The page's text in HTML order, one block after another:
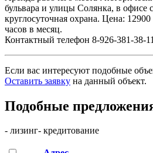
бульвара и улицы Солянка, в офисе
круглосуточная охрана. Цена:
часов в месяц.
Контактный телефон 8-926-381-38-
Если вас интересуют подобные
Оставить заявку на данный объект.
Подобные
- лизинг- кредитование